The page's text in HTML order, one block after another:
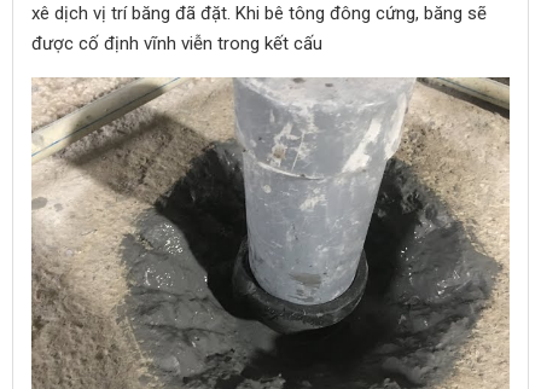
xê dịch vị trí băng đã đặt. Khi bê tông đông cứng, băng sẽ
được cố định vĩnh viễn trong kết cấu